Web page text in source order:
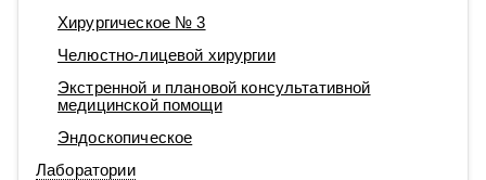
Хирургическое № 3
Челюстно-лицевой хирургии
Экстренной и плановой консультативной
медицинской помощи
Эндоскопическое
Лаборатории